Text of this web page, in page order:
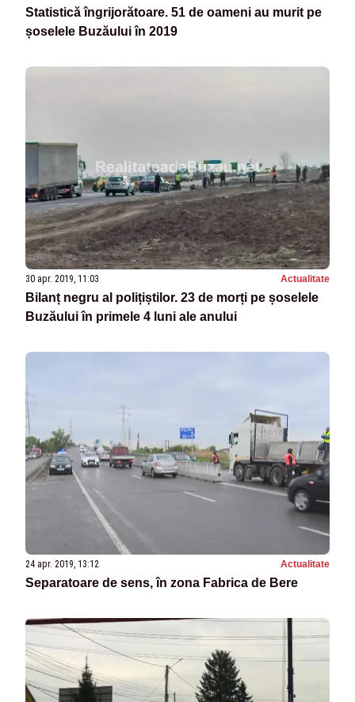
Statistică îngrijorătoare. 51 de oameni au murit pe
șoselele Buzăului în 2019
30 apr. 2019, 11:03 Actualitate
Bilanț negru al polițiștilor. 23 de morți pe șoselele
Buzăului în primele 4 luni ale anului
24 apr. 2019, 13:12 Actualitate
Separatoare de sens, în zona Fabrica de Bere